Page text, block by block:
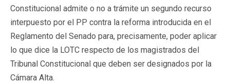
Constitucional admite o no a trámite un segundo recurso
interpuesto por el PP contra la reforma introducida en el
Reglamento del Senado para, precisamente, poder aplicar
lo que dice la LOTC respecto de los magistrados del
Tribunal Constitucional que deben ser designados por la
Cámara Alta.